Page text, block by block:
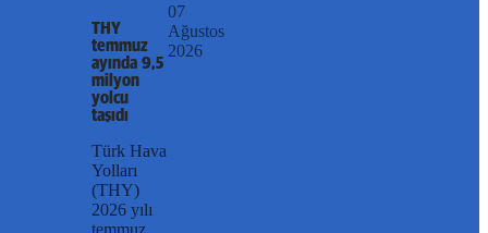
THY
temmuz
ayında 9,5
milyon
yolcu
taşıdı
Türk Hava
Yolları
(THY)
2026 yılı
temmuz
07
Ağustos
2026